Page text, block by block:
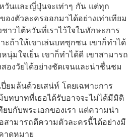
วันและญี่ปุ่นจะเท่าๆ กัน แต่ทุก
งตัวละครออกมาได้อย่างเท่าเทียม
าวไต้หวันที่เราไว้ใจในทักษะการ
ะถ้าให้เขาเล่นบทซุกซน เขาก็ทำได้
นุ่มใจเย็น เขาก็ทำได้ดี เขาสามารถ
องวัยได้อย่างชัดเจนและน่าชื่นชม
ยมล้นด้วยเสน่ห์ โดยเฉพาะการ
ทบาทที่เธอได้รับอาจจะไม่ได้มีมิติ
บกับพระเอกของเรา แต่ความน่า
สามารถตีความตัวละครนี้ได้อย่างมี
าดหมาย